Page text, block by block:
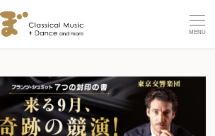
MENU